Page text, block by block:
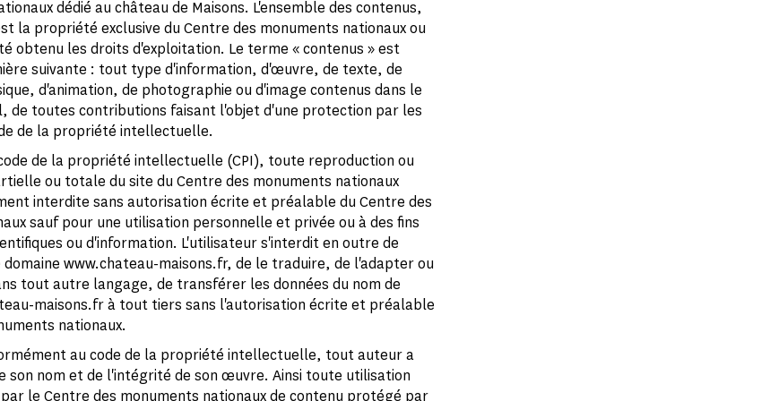
dédié au château de Maisons. L'ensemble des contenus,
la propriété exclusive du Centre des monuments nationaux ou
obtenu les droits d'exploitation. Le terme « contenus » est
suivante : tout type d'information, d'œuvre, de texte, de
d'animation, de photographie ou d'image contenus dans le
de toutes contributions faisant l'objet d'une protection par les
de la propriété intellectuelle.
de la propriété intellectuelle (CPI), toute reproduction ou
ou totale du site du Centre des monuments nationaux
interdite sans autorisation écrite et préalable du Centre des
sauf pour une utilisation personnelle et privée ou à des fins
ou d'information. L'utilisateur s'interdit en outre de
domaine www.chateau-maisons.fr, de le traduire, de l'adapter ou
tout autre langage, de transférer les données du nom de
maisons.fr à tout tiers sans l'autorisation écrite et préalable
nationaux.
au code de la propriété intellectuelle, tout auteur a
son nom et de l'intégrité de son œuvre. Ainsi toute utilisation
le Centre des monuments nationaux de contenu protégé par